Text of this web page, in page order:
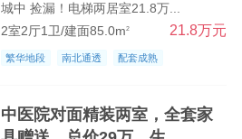
城中 捡漏！电梯两居室21.8万...
2室2厅1卫/建面85.0m2 21.8万元
繁华地段 南北通透 配套成熟
中医院对面精装两室，全套家